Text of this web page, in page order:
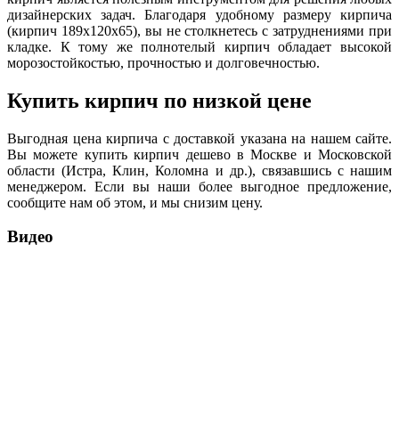
дизайнерских задач. Благодаря удобному размеру кирпича
(кирпич 189х120х65), вы не столкнетесь с затруднениями при
кладке. К тому же полнотелый кирпич обладает высокой
морозостойкостью, прочностью и долговечностью.
Купить кирпич по низкой цене
Выгодная цена кирпича с доставкой указана на нашем сайте.
Вы можете купить кирпич дешево в Москве и Московской
области (Истра, Клин, Коломна и др.), связавшись с нашим
менеджером. Если вы наши более выгодное предложение,
сообщите нам об этом, и мы снизим цену.
Видео